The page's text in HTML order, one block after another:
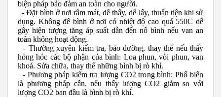
biện pháp bảo đảm an toàn cho người.
- Đặt bình ở nơi râm mát, dễ thấy, dễ lấy, thuận tiện khi sử
dụng. Không để bình ở nơi có nhiệt độ cao quá 550C dễ
gây hiện tượng tăng áp suất dẫn đến nổ bình nếu van an
toàn không hoạt động.
- Thường xuyên kiểm tra, bảo dưỡng, thay thế nếu thấy
hỏng hóc các bộ phận của bình: Loa phun, vòi phun, van
khoá. Sửa chữa, thay thế những bình bị rò khí.
- Phương pháp kiểm tra lượng CO2 trong bình: Phổ biến
là phương pháp cân, nếu thấy lượng CO2 giảm so với
lượng CO2 ban đầu là bình bị rò khí.